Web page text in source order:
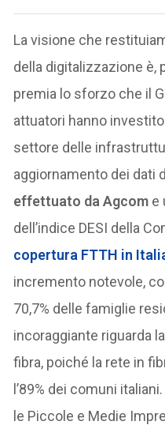
La visione che
della digitalizzazione è,
premia lo sforzo che il
attuatori hanno
settore delle
aggiornamento dei dati
effettuato da Agcom e
dell’indice DESI della
copertura FTTH in
incremento notevole,
70,7% delle famiglie
incoraggiante riguarda
fibra, poiché la rete in
l’89% dei comuni
le Piccole e Medie